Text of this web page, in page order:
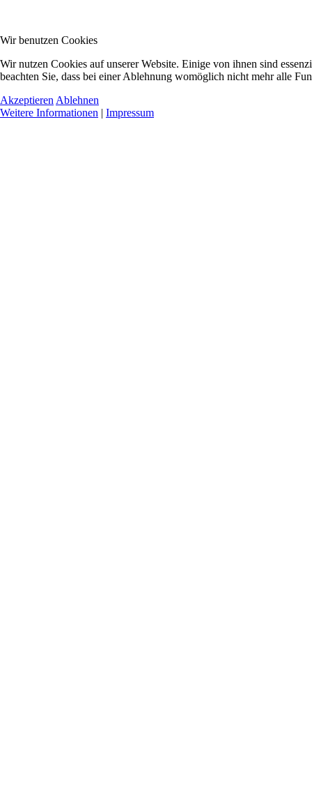
Wir benutzen Cookies
Wir nutzen Cookies auf unserer Website. Einige von ihnen sind
beachten Sie, dass bei einer Ablehnung womöglich nicht mehr alle
Akzeptieren Ablehnen
Weitere Informationen | Impressum